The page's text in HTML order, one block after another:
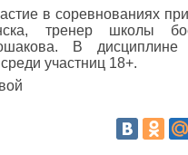
в соревнованиях
тренер школы
В дисциплине
участниц 18+.